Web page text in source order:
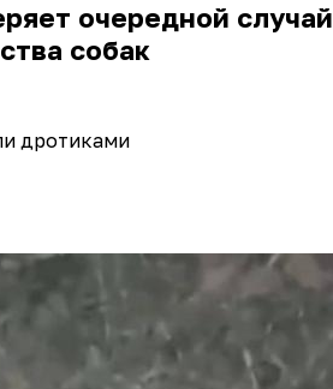
очередной случай
собак
дротиками